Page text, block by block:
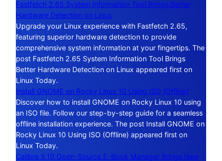
Fastfetch 2.65 System Information Tool Brings Better
Hardware Detection on Linux
Upgrade your Linux experience with Fastfetch 2.65,
featuring superior hardware detection to provide
comprehensive system information at your fingertips. The
post Fastfetch 2.65 System Information Tool Brings
Better Hardware Detection on Linux appeared first on
Linux Today.
Install GNOME on Rocky Linux 10 Using ISO (Offline)
Discover how to install GNOME on Rocky Linux 10 using
an ISO file. Follow our step-by-step guide for a seamless
offline installation experience. The post Install GNOME on
Rocky Linux 10 Using ISO (Offline) appeared first on
Linux Today.
Calibre 9.10 Open-Source E-Book Manager Brings New